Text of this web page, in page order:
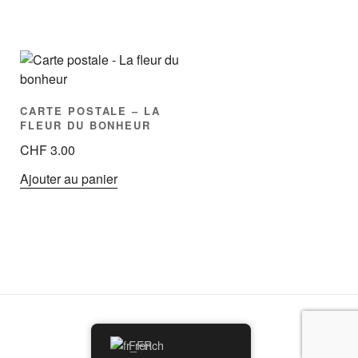
CARTE POSTALE – LA
FLEUR DU BONHEUR
CHF3.00
Ajouter au panier
French